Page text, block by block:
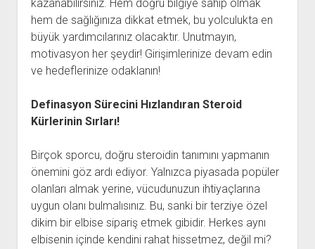
kazanabilirsiniz. Hem doğru bilgiye sahip olmak
hem de sağlığınıza dikkat etmek, bu yolculukta en
büyük yardımcılarınız olacaktır. Unutmayın,
motivasyon her şeydir! Girişimlerinize devam edin
ve hedeflerinize odaklanın!
Definasyon Sürecini Hızlandıran Steroid
Kürlerinin Sırları!
Birçok sporcu, doğru steroidin tanımını yapmanın
önemini göz ardı ediyor. Yalnızca piyasada popüler
olanları almak yerine, vücudunuzun ihtiyaçlarına
uygun olanı bulmalısınız. Bu, sanki bir terziye özel
dikim bir elbise sipariş etmek gibidir. Herkes aynı
elbisenin içinde kendini rahat hissetmez, değil mi?